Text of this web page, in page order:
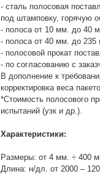
- сталь полосовая
под штамповку, горячую
- полоса от 10 мм. до 40
- полоса от 40 мм. до
- полосовой прокат
- по согласованию с
В дополнение к
корректировка веса
*Стоимость полосового
испытаний (узк и др.).
Характеристики:
Размеры: от 4 мм. ÷ 400
Длина: н/дл. от 2000 –